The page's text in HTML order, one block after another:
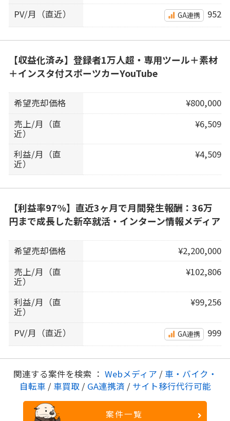
PV/月（直近） GA連携 952
【収益化済み】登録者1万人超・専用ツール＋素材
＋インスタ付スポーツカーYouTube
希望売却価格
¥800,000
売上/月（直
近）
¥6,509
利益/月（直
近）
¥4,509
【利益率97%】直近3ヶ月で月間発生報酬：36万
円まで成長した新卒就活・インターン情報メディア
希望売却価格
¥2,200,000
売上/月（直
近）
¥102,806
利益/月（直
近）
¥99,256
PV/月（直近） GA連携 999
関連する案件を検索 ： Webメディア / 車・バイク・
自転車 / 車買取 / GA連携済 / サイト移行代行可能
案件一覧